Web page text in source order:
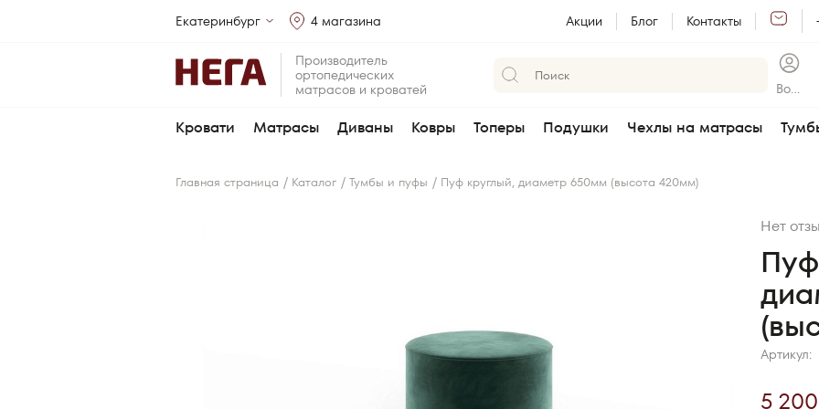
Екатеринбург 4 магазина Акции Блог Контакты
Производитель
ортопедических
матрасов и кроватей
Войт
Кровати Матрасы Диваны Ковры Топеры Подушки Чехлы на матрасы
Главная страница / Каталог / Тумбы и пуфы / Пуф круглый, диаметр 650мм (высота 420мм)
Нет
Артикул:
5